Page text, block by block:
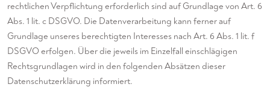
rechtlichen Verpflichtung erforderlich sind auf Grundlage von Art. 6
Abs. 1 lit. c DSGVO. Die Datenverarbeitung kann ferner auf
Grundlage unseres berechtigten Interesses nach Art. 6 Abs. 1 lit. f
DSGVO erfolgen. Über die jeweils im Einzelfall einschlägigen
Rechtsgrundlagen wird in den folgenden Absätzen dieser
Datenschutzerklärung informiert.